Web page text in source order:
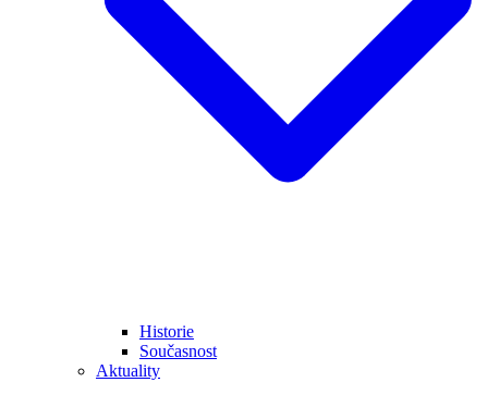
Historie
Současnost
Aktuality